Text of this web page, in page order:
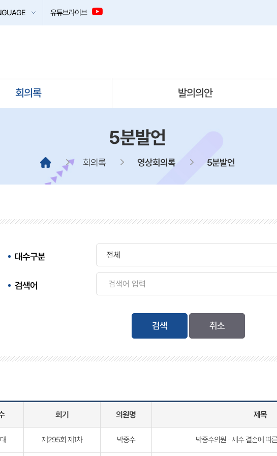
유튜브라이브
회의록 발의의안
5분발언
회의록 영상회의록 5분발언
대수구분
검색어
검색
회기 의원명 제목
제295회 제1차 박중수 박중수의원 - 세수 결손에 따